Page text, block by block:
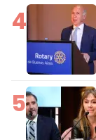
4
5